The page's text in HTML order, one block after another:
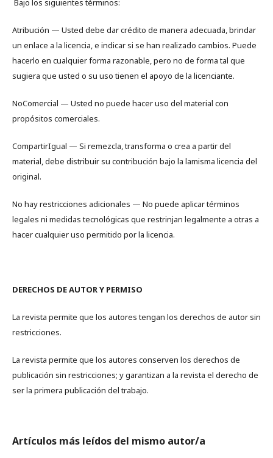
Bajo los siguientes términos:
Atribución — Usted debe dar crédito de manera adecuada, brindar
un enlace a la licencia, e indicar si se han realizado cambios. Puede
hacerlo en cualquier forma razonable, pero no de forma tal que
sugiera que usted o su uso tienen el apoyo de la licenciante.
NoComercial — Usted no puede hacer uso del material con
propósitos comerciales.
CompartirIgual — Si remezcla, transforma o crea a partir del
material, debe distribuir su contribución bajo la lamisma licencia del
original.
No hay restricciones adicionales — No puede aplicar términos
legales ni medidas tecnológicas que restrinjan legalmente a otras a
hacer cualquier uso permitido por la licencia.
DERECHOS DE AUTOR Y PERMISO
La revista permite que los autores tengan los derechos de autor sin
restricciones.
La revista permite que los autores conserven los derechos de
publicación sin restricciones; y garantizan a la revista el derecho de
ser la primera publicación del trabajo.
Artículos más leídos del mismo autor/a